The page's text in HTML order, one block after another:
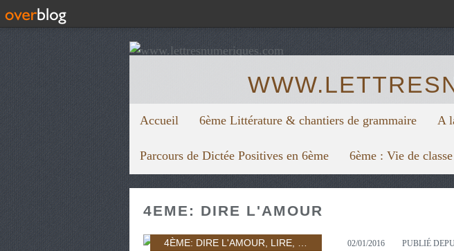
Accueil 6ème Littérature & chantiers de grammaire A
Parcours de Dictée Positives en 6ème 6ème : Vie de classe
4EME: DIRE L'AMOUR
4ÈME: DIRE L'AMOUR, LIRE, DIRE ECRIRE02/01/2016 PUBLIÉ